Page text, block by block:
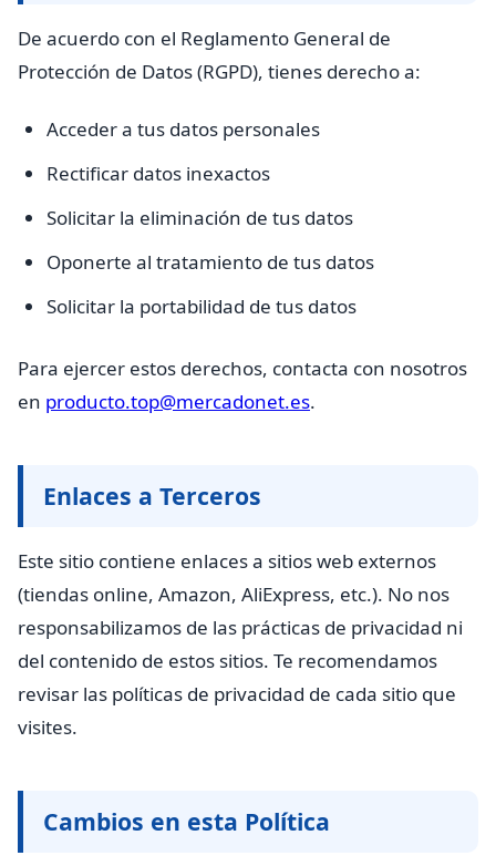
De acuerdo con el Reglamento General de
Protección de Datos (RGPD), tienes derecho a:
Acceder a tus datos personales
Rectificar datos inexactos
Solicitar la eliminación de tus datos
Oponerte al tratamiento de tus datos
Solicitar la portabilidad de tus datos
Para ejercer estos derechos, contacta con nosotros
en producto.top@mercadonet.es.
Enlaces a Terceros
Este sitio contiene enlaces a sitios web externos
(tiendas online, Amazon, AliExpress, etc.). No nos
responsabilizamos de las prácticas de privacidad ni
del contenido de estos sitios. Te recomendamos
revisar las políticas de privacidad de cada sitio que
visites.
Cambios en esta Política